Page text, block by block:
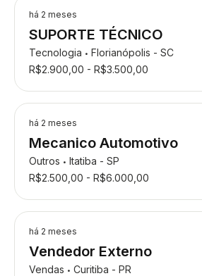
há 2 meses
SUPORTE TÉCNICO
Tecnologia • Florianópolis - SC
R$2.900,00 - R$3.500,00
há 2 meses
Mecanico Automotivo
Outros • Itatiba - SP
R$2.500,00 - R$6.000,00
há 2 meses
Vendedor Externo
Vendas • Curitiba - PR